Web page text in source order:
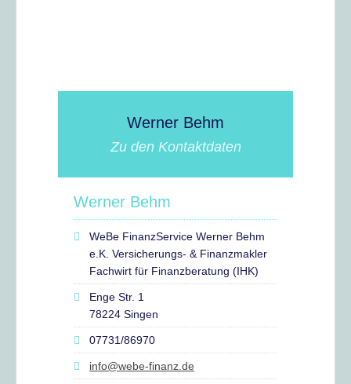
Werner Behm
Zu den Kontaktdaten
Werner Behm
WeBe FinanzService Werner Behm
e.K. Versicherungs- & Finanzmakler
Fachwirt für Finanzberatung (IHK)
Enge Str. 1
78224 Singen
07731/86970
info@webe-finanz.de